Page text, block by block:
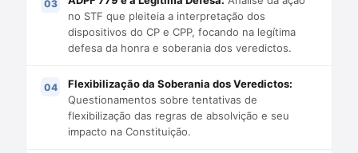
no STF que pleiteia a interpretação dos
dispositivos do CP e CPP, focando na legítima
defesa da honra e soberania dos veredictos.
Flexibilização da Soberania dos Veredictos:
Questionamentos sobre tentativas de
flexibilização das regras de absolvição e seu
impacto na Constituição.